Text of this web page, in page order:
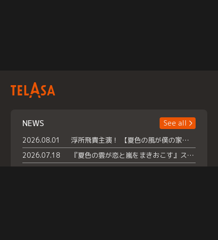
NEWS
See all
2026.08.01
浮所飛貴主演！ 【夏色の風が僕の家にやってきた】 本日よりテラサで独占配信スタート！
2026.07.18
『夏色の雲が恋と嵐をまきおこす』スペシャルメイキング 【Part1】2026年７月18日（土）23時30分～配信スタート！話題のシーンの裏側を大公開！豪華キャスト大集合！ 『武宮家 真夏の家族会議』開催！